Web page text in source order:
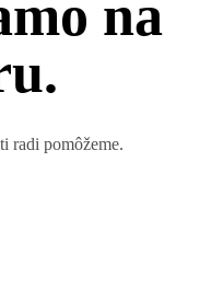
na
radi pomôžeme.